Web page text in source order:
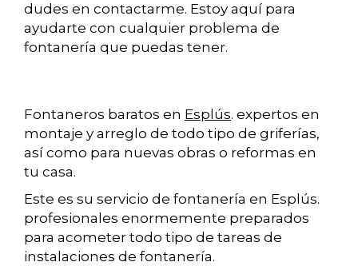
dudes en contactarme. Estoy aquí para
ayudarte con cualquier problema de
fontanería que puedas tener.
Fontaneros baratos en Esplús. expertos en
montaje y arreglo de todo tipo de griferías,
así como para nuevas obras o reformas en
tu casa.
Este es su servicio de fontanería en Esplús.
profesionales enormemente preparados
para acometer todo tipo de tareas de
instalaciones de fontanería.